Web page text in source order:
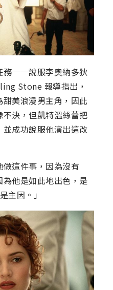
務──說服李奧納多狄
Stone 報導指出，
美浪漫男主角，因此
決，但凱特溫絲蕾把
成功說服他演出這改
做這件事，因為沒有
他是如此地出色，是
主因。」